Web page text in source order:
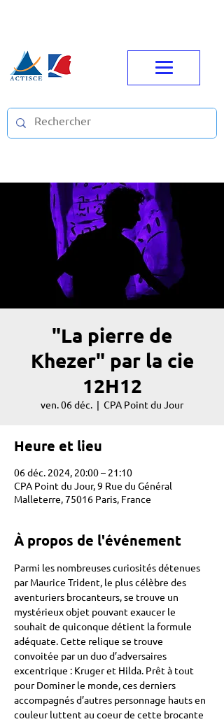
"La pierre de
Khezer" par la cie
12H12
ven. 06 déc.
  |
CPA Point du Jour
Heure et lieu
06 déc. 2024, 20:00 – 21:10
CPA Point du Jour, 9 Rue du Général
Malleterre, 75016 Paris, France
À propos de l'événement
Parmi les nombreuses curiosités détenues
par Maurice Trident, le plus célèbre des
aventuriers brocanteurs, se trouve un
mystérieux objet pouvant exaucer le
souhait de quiconque détient la formule
adéquate. Cette relique se trouve
convoitée par un duo d’adversaires
excentrique : Kruger et Hilda. Prêt à tout
pour Dominer le monde, ces derniers
accompagnés d’autres personnage hauts en
couleur luttent au coeur de cette brocante